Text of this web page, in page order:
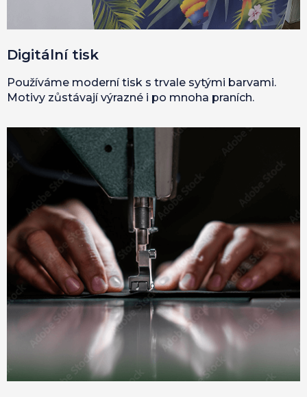
Digitální tisk
Používáme moderní tisk s trvale sytými barvami.
Motivy zůstávají výrazné i po mnoha praních.